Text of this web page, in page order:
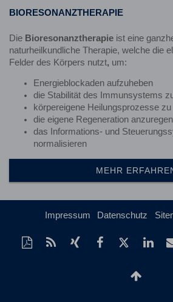
BIORESONANZTHERAPIE
Die Bioresonanztherapie ist eine
naturheilkundliche Therapie, welche die
Felder des Körpers nutzt, um:
Energieblockaden aufzuheben
die Stabilität des Immunsystems
körpereigene Heilungsprozesse
die eigene Regeneration anzuregen
das Informations- und
normalisieren
MEHR
Impressum Datenschutz
Diese
Seite
RSS-
Feed
Auf
Xing
Auf
Facebook
Auf
Twitter